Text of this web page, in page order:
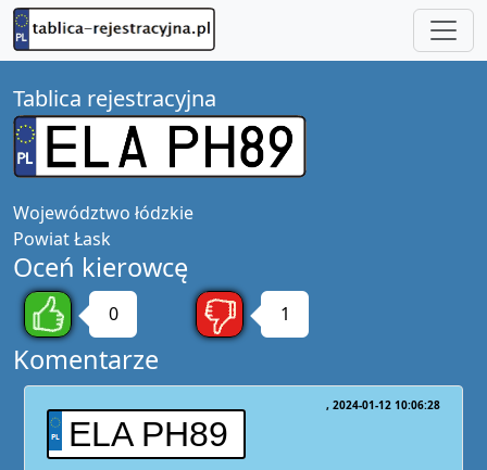
Tablica rejestracyjna
Województwo łódzkie
PowiatŁask
Oceń kierowcę
0 1
Komentarze
ELA PH89
2024-01-12 10:06:28